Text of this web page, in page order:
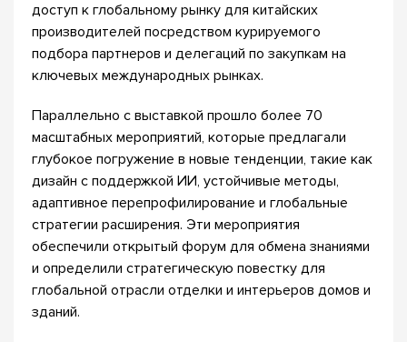
доступ к глобальному рынку для китайских
производителей посредством курируемого
подбора партнеров и делегаций по закупкам на
ключевых международных рынках.
Параллельно с выставкой прошло более 70
масштабных мероприятий, которые предлагали
глубокое погружение в новые тенденции, такие как
дизайн с поддержкой ИИ, устойчивые методы,
адаптивное перепрофилирование и глобальные
стратегии расширения. Эти мероприятия
обеспечили открытый форум для обмена знаниями
и определили стратегическую повестку для
глобальной отрасли отделки и интерьеров домов и
зданий.